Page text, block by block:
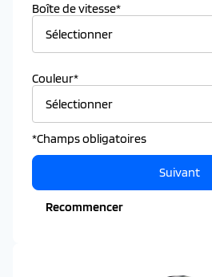
Boîte de vitesse*
Couleur*
*Champs obligatoires
Recommencer
Suivant